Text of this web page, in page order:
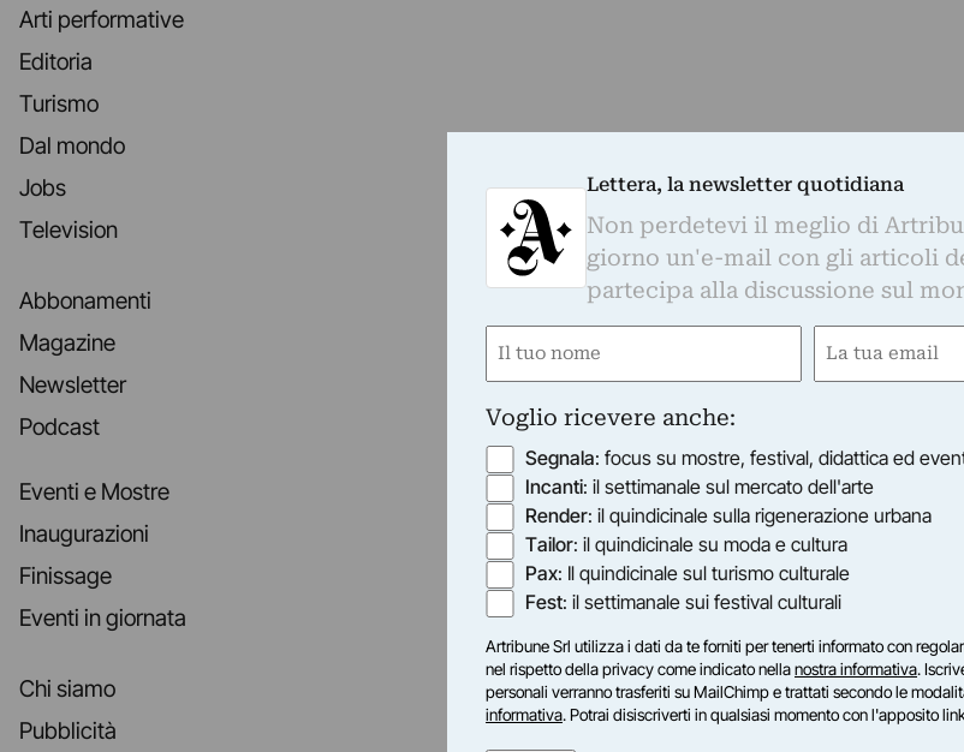
Arti performative
Editoria
Turismo
Dal mondo
Jobs
Television
Abbonamenti
Magazine
Newsletter
Podcast
Eventi e Mostre
Inaugurazioni
Finissage
Eventi in giornata
Chi siamo
Pubblicità
Lettera, la newsletter quotidiana
Non perdetevi il meglio di
giorno un'e-mail con gli articoli
partecipa alla discussione sul
Nome
Email
Voglio ricevere anche:
Segnala: focus su mostre, festival, didattica ed
Incanti: il settimanale sul mercato dell'arte
Render: il quindicinale sulla rigenerazione urbana
Tailor: il quindicinale su moda e cultura
Pax: Il quindicinale sul turismo culturale
Fest: il settimanale sui festival culturali
Artribune Srl utilizza i dati da te forniti per tenerti informato con
nel rispetto della privacy come indicato nellanostra informativa.
personali verranno trasferiti su MailChimp e trattati secondo le
informativa. Potrai disiscriverti in qualsiasi momento con l'apposito